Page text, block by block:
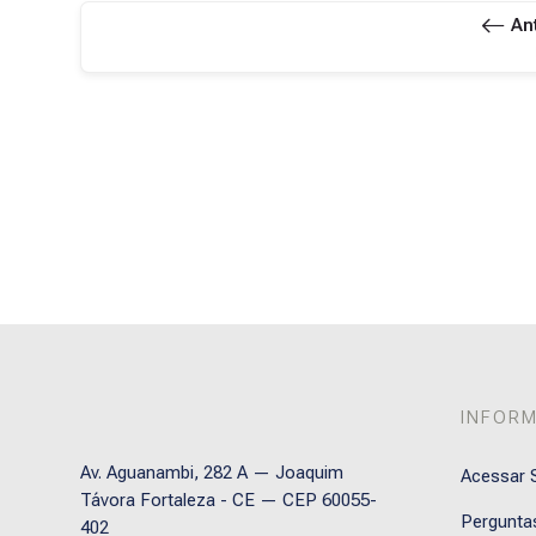
Av. Aguanambi, 282 A — Joaquim
Távora Fortaleza - CE — CEP 60055-
402
Acessar